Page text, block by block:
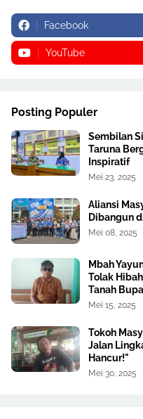
Facebook
YouTube
Posting Populer
Sembilan
Taruna
Inspiratif
Mei 23, 2025
Aliansi
Dibangun
Mei 08, 2025
Mbah
Tolak
Tanah
Mei 15, 2025
Tokoh
Jalan
Hancur!"
Mei 30, 2025